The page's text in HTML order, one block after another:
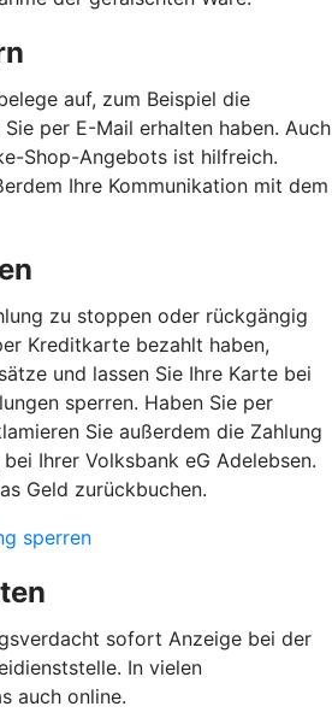
auf, zum Beispiel die
per E-Mail erhalten haben. Auch
Shop-Angebots ist hilfreich.
Ihre Kommunikation mit dem
zu stoppen oder rückgängig
Kreditkarte bezahlt haben,
und lassen Sie Ihre Karte bei
sperren. Haben Sie per
Sie außerdem die Zahlung
Ihrer Volksbank eG Adelebsen.
Geld zurückbuchen.
sperren
sofort Anzeige bei der
In vielen
auch online.